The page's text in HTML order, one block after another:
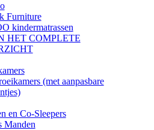
Furniture
kindermatrassen
HET COMPLETE
(met aanpasbare
en Co-Sleepers
Manden